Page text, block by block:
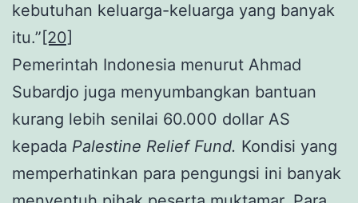
kebutuhan keluarga-keluarga yang banyak
itu.” [20]
Pemerintah Indonesia menurut Ahmad
Subardjo juga menyumbangkan bantuan
kurang lebih senilai 60.000 dollar AS
kepada Palestine Relief Fund. Kondisi yang
memperhatinkan para pengungsi ini banyak